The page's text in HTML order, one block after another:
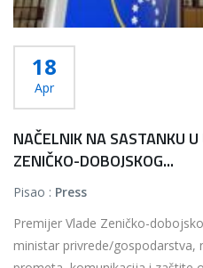
18
Apr
NAČELNIK NA SASTANKU
ZENIČKO-DOBOJSKOG...
Pisao : Press
Premijer Vlade Zeničko-
ministar privrede/